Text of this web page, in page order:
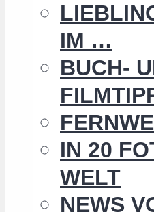
IM …
BUCH-
IN 20
WELT
NEWS